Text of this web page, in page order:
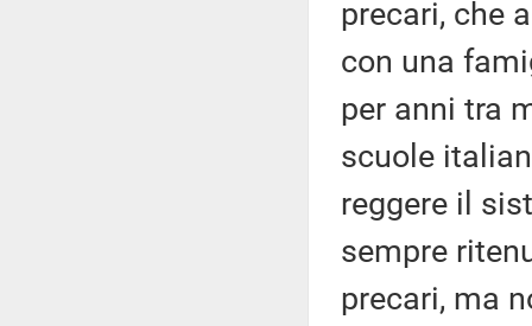
precari, che
con una
per anni tra
scuole
reggere il
sempre
precari, ma